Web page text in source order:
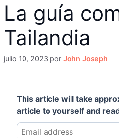
La guía
Tailandia
julio 10, 2023 por John Joseph
This article will take
article to yourself and